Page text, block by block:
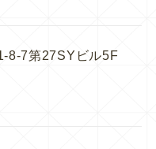
8-7第27SYビル5F